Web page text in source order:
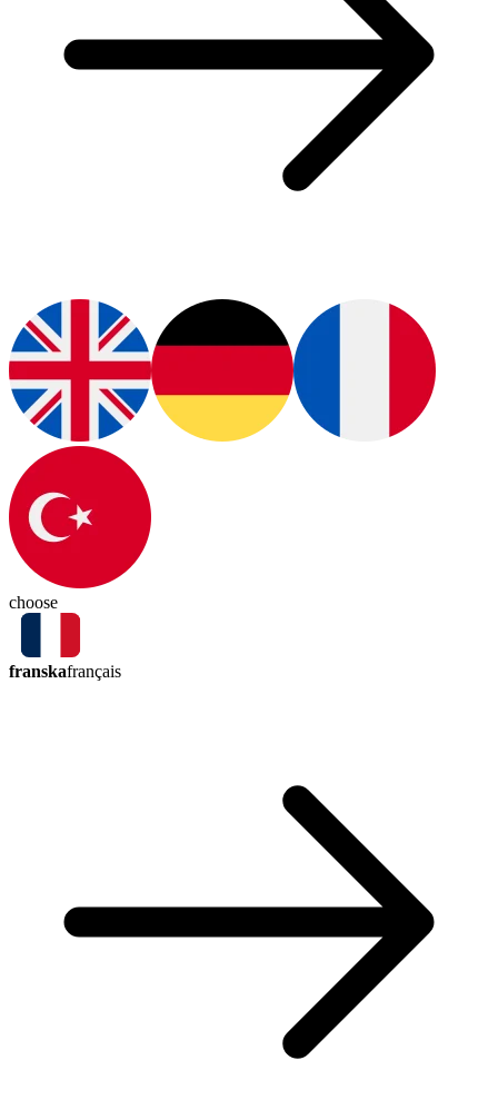
choose
franskafrançais